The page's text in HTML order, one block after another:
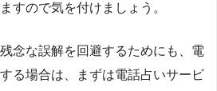
すので気を付けましょう。
念な誤解を回避するためにも、電
る場合は、まずは電話占いサービ